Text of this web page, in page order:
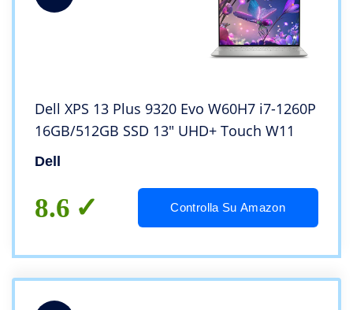
Dell XPS 13 Plus 9320 Evo W60H7 i7-1260P
16GB/512GB SSD 13″ UHD+ Touch W11
Dell
8.6 Controlla Su Amazon